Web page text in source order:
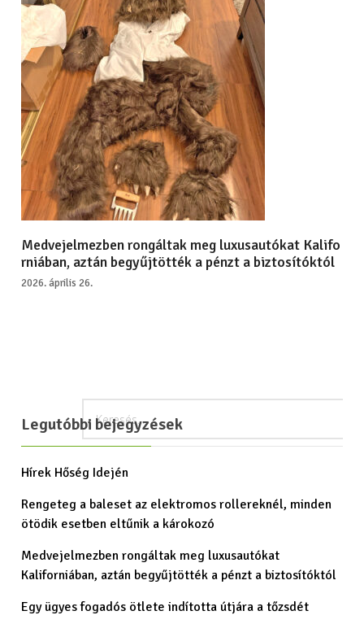
Medvejelmezben rongáltak meg luxusautókat Kalifo
rniában, aztán begyűjtötték a pénzt a biztosítóktól
2026. április 26.
Legutóbbi bejegyzések
Hírek Hőség Idején
Rengeteg a baleset az elektromos rollereknél, minden
ötödik esetben eltűnik a károkozó
Medvejelmezben rongáltak meg luxusautókat
Kaliforniában, aztán begyűjtötték a pénzt a biztosítóktól
Egy ügyes fogadós ötlete indította útjára a tőzsdét